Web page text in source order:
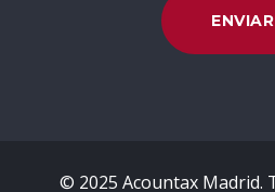
© 2025 Acountax Madrid.